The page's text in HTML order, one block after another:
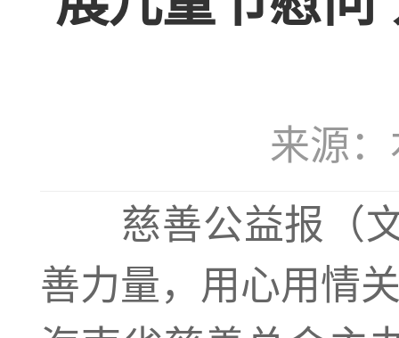
来源
慈善公益报
善力量，用心用情